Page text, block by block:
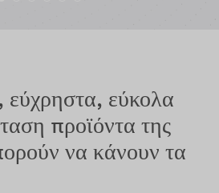
εύχρηστα, εύκολα
προϊόντα της
να κάνουν τα